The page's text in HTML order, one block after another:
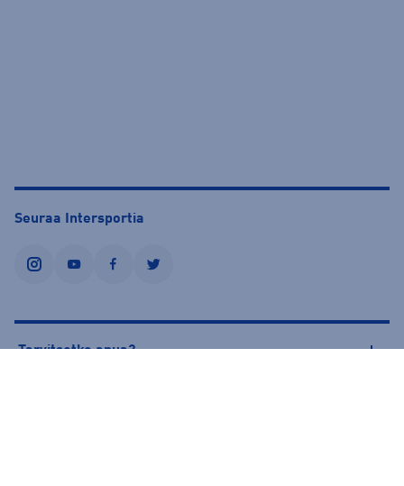
Seuraa Intersportia
instagramyoutubefacebooktwitter
Tarvitsetko apua?